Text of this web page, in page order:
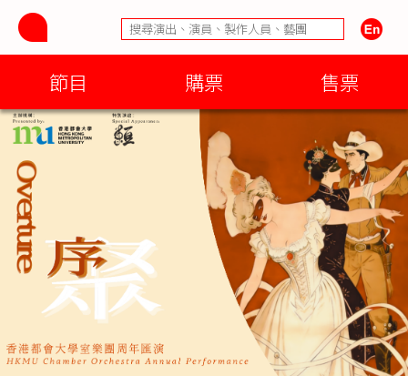
節目 購票 售票